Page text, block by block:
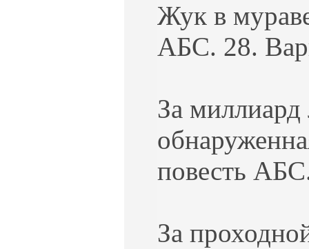
Жук в
АБС. 28.
За миллиард
повесть
За